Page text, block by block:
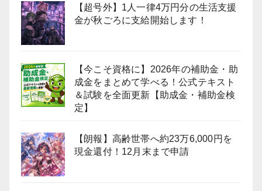
【超号外】1人一律4万円分の生活支援
金が秋ごろに支給開始します！
【今こそ資格に】2026年の補助金・助
成金をまとめて学べる！公式テキスト
＆試験を全面更新【助成金・補助金検
定】
【朗報】高齢世帯へ約23万6,000円を
現金還付！12月末まで申請